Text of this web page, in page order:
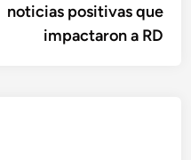
noticias positivas que
impactaron a RD